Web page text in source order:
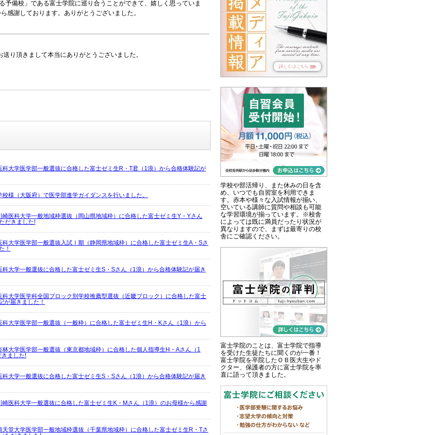
予備校」である富士学院に巡り合うことができて、嬉しく思っていま
感謝しております。ありがとうございました。
送り頂きまして本当にありがとうございました。
大学医学部一般選抜に合格した富士ゼミ生R・T君（1浪）から合格体験記が
様（大阪府）で医学部進学ガイダンスを行いました。
医科大学一般地域枠選抜（岡山県地域枠）に合格した富士ゼミ生Y・Yさん
だきました!
科大学医学部一般選抜入試Ⅰ期（静岡県地域枠）に合格した富士ゼミ生A・Sさ
！
大学一般選抜に合格した富士ゼミ生S・Sさん（1浪）から合格体験記が届き
大学医学科全国ブロック別学校推薦型選抜（近畿ブロック）に合格した富士
が届きました！
大学医学部一般選抜（一般枠）に合格した富士ゼミ生H・Kさん（1浪）から
大学医学部一般選抜（東京都地域枠）に合格した個人指導生H・Aさん（1
ました!
大学一般選抜に合格した富士ゼミ生S・Sさん（1浪）から合格体験記が届き
医科大学一般選抜に合格した富士ゼミ生K・Mさん（1浪）のお母様から感謝
堂大学医学部一般地域枠選抜（千葉県地域枠）に合格した富士ゼミ生R・Tさ
学校や部活帰り、また休みの日を含
め、いつでも自習室を利用できま
す。赤本や様々な入試情報が揃い、
空いている講師に質問や相談も可能
な学習環境が揃っています。※校舎
によっては既に満員だったり状況が
異なりますので、まずは最寄りの校
舎にご確認ください。
富士学院のことは、富士学院で指導
を受けた生徒たちに聞くのが一番！
富士学院を卒院したＯＢ医大生やド
クター、保護者の方に富士学院を率
直に語って頂きました。